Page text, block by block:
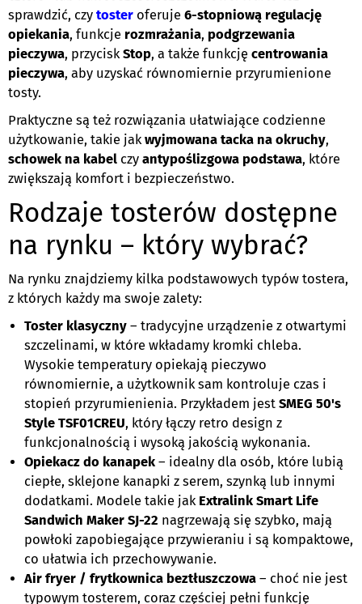
sprawdzić, czy toster oferuje 6-stopniową regulację
opiekania, funkcje rozmrażania, podgrzewania
pieczywa, przyciskStop, a także funkcję centrowania
pieczywa, aby uzyskać równomiernie przyrumienione
tosty.
Praktyczne są też rozwiązania ułatwiające codzienne
użytkowanie, takie jakwyjmowana tacka na okruchy,
schowek na kabel czy antypoślizgowa podstawa, które
zwiększają komfort i bezpieczeństwo.
Rodzaje tosterów dostępne
na rynku – który wybrać?
Na rynku znajdziemy kilka podstawowych typów tostera,
z których każdy ma swoje zalety:
Toster klasyczny – tradycyjne urządzenie z otwartymi
szczelinami, w które wkładamy kromki chleba.
Wysokie temperatury opiekają pieczywo
równomiernie, a użytkownik sam kontroluje czas i
stopień przyrumienienia. Przykładem jest SMEG 50's
Style TSF01CREU, który łączy retro design z
funkcjonalnością i wysoką jakością wykonania.
Opiekacz do kanapek – idealny dla osób, które lubią
ciepłe, sklejone kanapki z serem, szynką lub innymi
dodatkami. Modele takie jak Extralink Smart Life
Sandwich Maker SJ-22 nagrzewają się szybko, mają
powłoki zapobiegające przywieraniu i są kompaktowe,
co ułatwia ich przechowywanie.
Air fryer / frytkownica beztłuszczowa – choć nie jest
typowym tosterem, coraz częściej pełni funkcję